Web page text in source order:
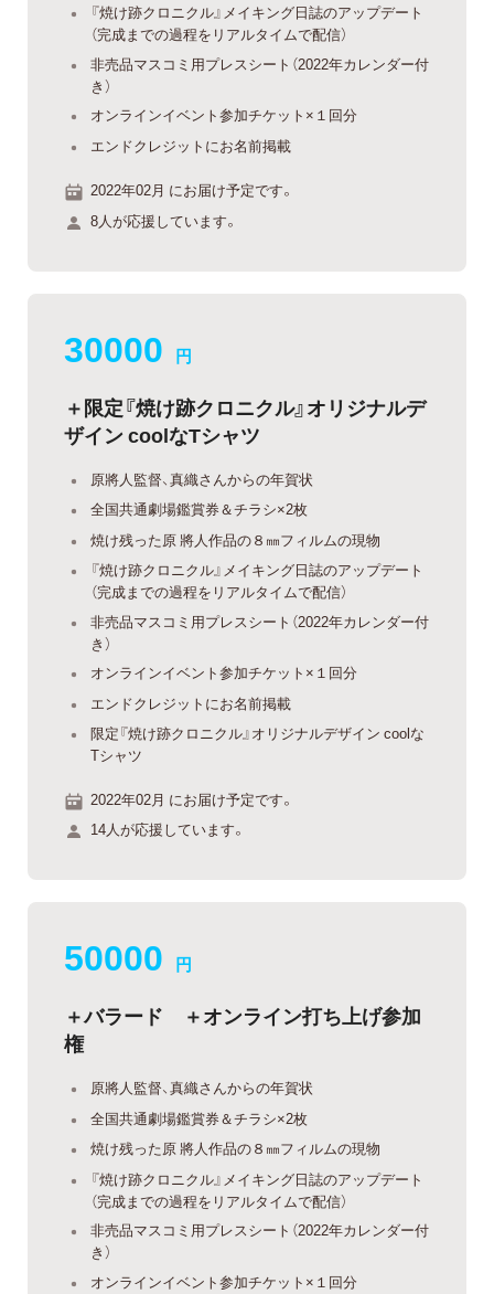
『焼け跡クロニクル』メイキング日誌のアップデート
（完成までの過程をリアルタイムで配信）
非売品マスコミ用プレスシート（2022年カレンダー付
き）
オンラインイベント参加チケット×１回分
エンドクレジットにお名前掲載
2022年02月 にお届け予定です。
8人が応援しています。
30000 円
＋限定『焼け跡クロニクル』オリジナルデ
ザイン coolなTシャツ
原將人監督、真織さんからの年賀状
全国共通劇場鑑賞券＆チラシ×2枚
焼け残った原 將人作品の８㎜フィルムの現物
『焼け跡クロニクル』メイキング日誌のアップデート
（完成までの過程をリアルタイムで配信）
非売品マスコミ用プレスシート（2022年カレンダー付
き）
オンラインイベント参加チケット×１回分
エンドクレジットにお名前掲載
限定『焼け跡クロニクル』オリジナルデザイン coolな
Tシャツ
2022年02月 にお届け予定です。
14人が応援しています。
50000 円
＋バラード ＋オンライン打ち上げ参加
権
原將人監督、真織さんからの年賀状
全国共通劇場鑑賞券＆チラシ×2枚
焼け残った原 將人作品の８㎜フィルムの現物
『焼け跡クロニクル』メイキング日誌のアップデート
（完成までの過程をリアルタイムで配信）
非売品マスコミ用プレスシート（2022年カレンダー付
き）
オンラインイベント参加チケット×１回分